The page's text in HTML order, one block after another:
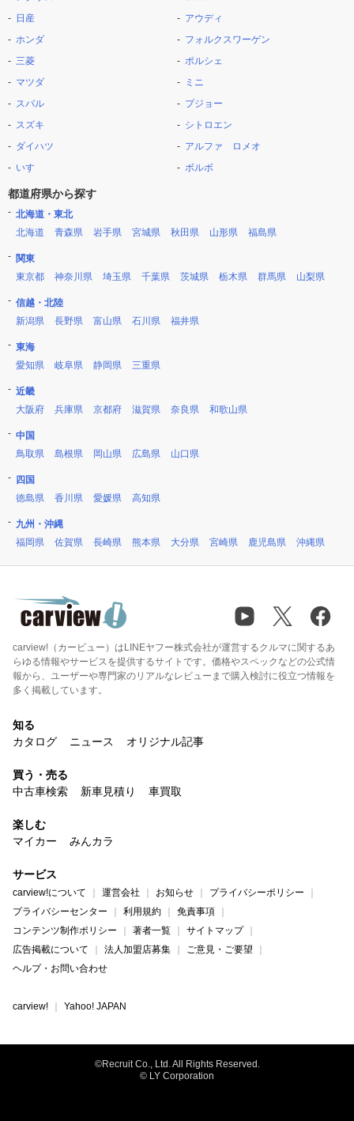
日産
ホンダ
三菱
マツダ
スバル
スズキ
ダイハツ
いすゞ
アウディ
フォルクスワーゲン
ポルシェ
ミニ
プジョー
シトロエン
アルファ ロメオ
ボルボ
都道府県から探す
北海道・東北
北海道
青森県 岩手県 宮城県 秋田県 山形県 福島県
関東
東京都
神奈川県 埼玉県 千葉県 茨城県 栃木県 群馬県 山梨県
信越・北陸
新潟県
長野県 富山県 石川県 福井県
東海
愛知県
岐阜県 静岡県 三重県
近畿
大阪府
兵庫県 京都府 滋賀県 奈良県 和歌山県
中国
鳥取県
島根県 岡山県 広島県 山口県
四国
徳島県
香川県 愛媛県 高知県
九州・沖縄
福岡県
佐賀県 長崎県 熊本県 大分県 宮崎県 鹿児島県 沖縄県
carview!（カービュー）はLINEヤフー株式会社が運営するクルマに関するあ
らゆる情報やサービスを提供するサイトです。価格やスペックなどの公式情
報から、ユーザーや専門家のリアルなレビューまで購入検討に役立つ情報を
多く掲載しています。
知る
カタログ
ニュース オリジナル記事
買う・売る
中古車検索
新車見積り 車買取
楽しむ
マイカー
みんカラ
サービス
carview!について 運営会社 お知らせ
プライバシーポリシー
プライバシーセンター
利用規約
免責事項
コンテンツ制作ポリシー
著者一覧
サイトマップ
広告掲載について
法人加盟店募集
ご意見・ご要望
ヘルプ・お問い合わせ
carview! Yahoo! JAPAN
©Recruit Co., Ltd. All Rights Reserved.
© LY Corporation